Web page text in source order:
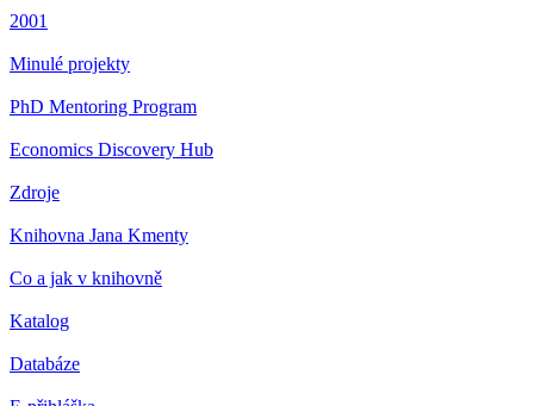
2001
Minulé projekty
PhD Mentoring Program
Economics Discovery Hub
Zdroje
Knihovna Jana Kmenty
Co a jak v knihovně
Katalog
Databáze